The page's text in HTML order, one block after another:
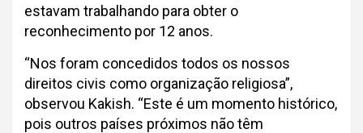
estavam trabalhando para obter o
reconhecimento por 12 anos.
“Nos foram concedidos todos os nossos
direitos civis como organização religiosa”,
observou Kakish. “Este é um momento histórico,
pois outros países próximos não têm